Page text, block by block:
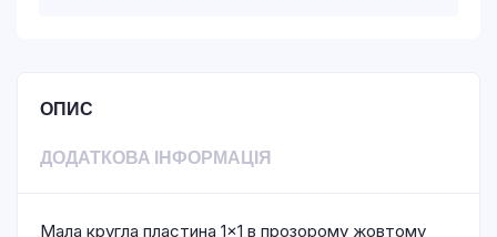
ОПИС
ДОДАТКОВА ІНФОРМАЦІЯ
Мала кругла пластина 1×1 в прозорому жовтому